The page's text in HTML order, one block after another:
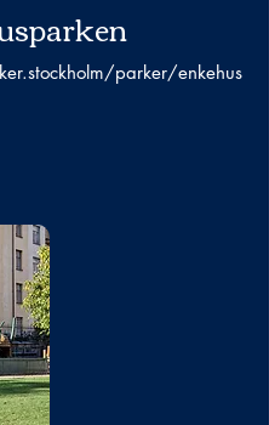
parker/enkehus